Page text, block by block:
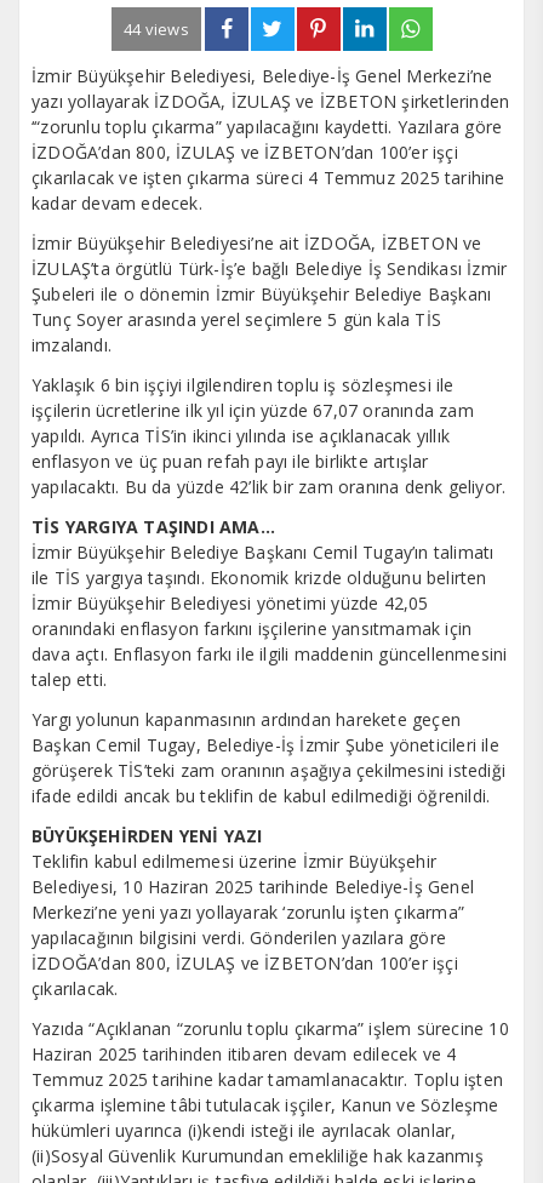
44 views
İzmir Büyükşehir Belediyesi, Belediye-İş Genel Merkezi’ne
yazı yollayarak İZDOĞA, İZULAŞ ve İZBETON şirketlerinden
‘“zorunlu toplu çıkarma” yapılacağını kaydetti. Yazılara göre
İZDOĞA’dan 800, İZULAŞ ve İZBETON’dan 100’er işçi
çıkarılacak ve işten çıkarma süreci 4 Temmuz 2025 tarihine
kadar devam edecek.
İzmir Büyükşehir Belediyesi’ne ait İZDOĞA, İZBETON ve
İZULAŞ’ta örgütlü Türk-İş’e bağlı Belediye İş Sendikası İzmir
Şubeleri ile o dönemin İzmir Büyükşehir Belediye Başkanı
Tunç Soyer arasında yerel seçimlere 5 gün kala TİS
imzalandı.
Yaklaşık 6 bin işçiyi ilgilendiren toplu iş sözleşmesi ile
işçilerin ücretlerine ilk yıl için yüzde 67,07 oranında zam
yapıldı. Ayrıca TİS’in ikinci yılında ise açıklanacak yıllık
enflasyon ve üç puan refah payı ile birlikte artışlar
yapılacaktı. Bu da yüzde 42’lik bir zam oranına denk geliyor.
TİS YARGIYA TAŞINDI AMA…
İzmir Büyükşehir Belediye Başkanı Cemil Tugay’ın talimatı
ile TİS yargıya taşındı. Ekonomik krizde olduğunu belirten
İzmir Büyükşehir Belediyesi yönetimi yüzde 42,05
oranındaki enflasyon farkını işçilerine yansıtmamak için
dava açtı. Enflasyon farkı ile ilgili maddenin güncellenmesini
talep etti.
Yargı yolunun kapanmasının ardından harekete geçen
Başkan Cemil Tugay, Belediye-İş İzmir Şube yöneticileri ile
görüşerek TİS’teki zam oranının aşağıya çekilmesini istediği
ifade edildi ancak bu teklifin de kabul edilmediği öğrenildi.
BÜYÜKŞEHİRDEN YENİ YAZI
Teklifin kabul edilmemesi üzerine İzmir Büyükşehir
Belediyesi, 10 Haziran 2025 tarihinde Belediye-İş Genel
Merkezi’ne yeni yazı yollayarak ‘zorunlu işten çıkarma”
yapılacağının bilgisini verdi. Gönderilen yazılara göre
İZDOĞA’dan 800, İZULAŞ ve İZBETON’dan 100’er işçi
çıkarılacak.
Yazıda “Açıklanan “zorunlu toplu çıkarma” işlem sürecine 10
Haziran 2025 tarihinden itibaren devam edilecek ve 4
Temmuz 2025 tarihine kadar tamamlanacaktır. Toplu işten
çıkarma işlemine tâbi tutulacak işçiler, Kanun ve Sözleşme
hükümleri uyarınca (i)kendi isteği ile ayrılacak olanlar,
(ii)Sosyal Güvenlik Kurumundan emekliliğe hak kazanmış